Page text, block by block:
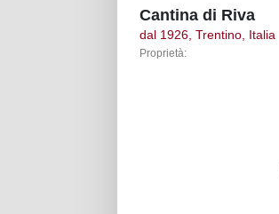
Cantina di Riva
dal 1926, Trentino, Italia
Proprietà: